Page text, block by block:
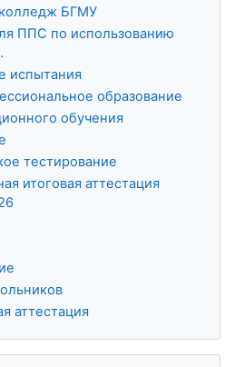
БГМУ
ППС по использованию
испытания
образование
обучения
тестирование
итоговая аттестация
аттестация